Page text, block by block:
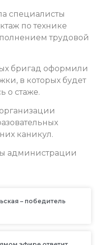
специалисты
по технике
трудовой
бригад оформили
в которых будет
о стаже.
каникул.
администрации
– победитель